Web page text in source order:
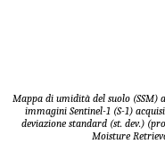
Mappa di umidità del suolo (SSM)
immagini Sentinel-1 (S-1)
deviazione standard (st. dev.)
Moisture